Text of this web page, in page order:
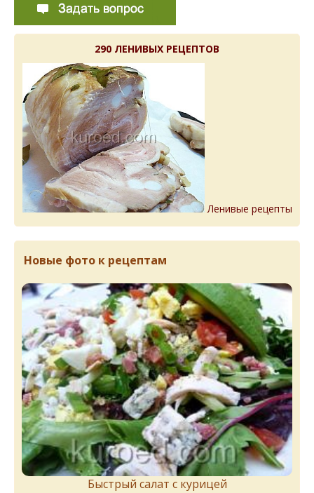
290 ЛЕНИВЫХ РЕЦЕПТОВ
Ленивые рецепты
Новые фото к рецептам
Быстрый салат с курицей